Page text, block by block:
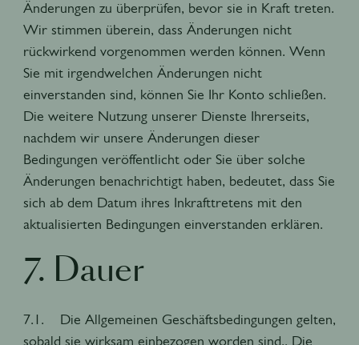
Änderungen zu überprüfen, bevor sie in Kraft treten.
Wir stimmen überein, dass Änderungen nicht
rückwirkend vorgenommen werden können. Wenn
Sie mit irgendwelchen Änderungen nicht
einverstanden sind, können Sie Ihr Konto schließen.
Die weitere Nutzung unserer Dienste Ihrerseits,
nachdem wir unsere Änderungen dieser
Bedingungen veröffentlicht oder Sie über solche
Änderungen benachrichtigt haben, bedeutet, dass Sie
sich ab dem Datum ihres Inkrafttretens mit den
aktualisierten Bedingungen einverstanden erklären.
7. Dauer
7.1. Die Allgemeinen Geschäftsbedingungen gelten,
sobald sie wirksam einbezogen worden sind.. Die